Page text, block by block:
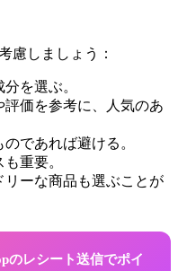
慮しましょう：
を選ぶ。
価を参考に、人気のあ
であれば避ける。
重要。
ーな商品も選ぶことが
のレシート送信でポイ